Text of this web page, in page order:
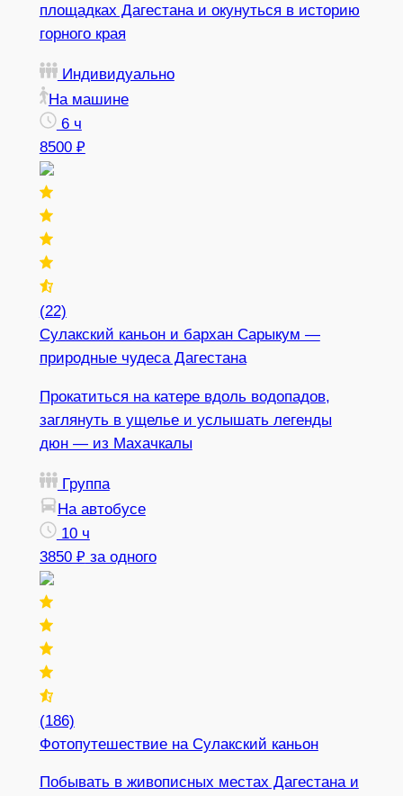
площадках Дагестана и окунуться в историю
горного края
Индивидуально
На машине
6 ч
8500 ₽
(22)
Сулакский каньон и бархан Сарыкум —
природные чудеса Дагестана
Прокатиться на катере вдоль водопадов,
заглянуть в ущелье и услышать легенды
дюн — из Махачкалы
Группа
На автобусе
10 ч
3850 ₽ за одного
(186)
Фотопутешествие на Сулакский каньон
Побывать в живописных местах Дагестана и